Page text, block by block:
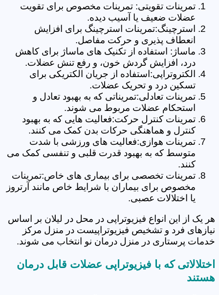
تمرینات تقویتی: تمرینات مخصوص برای تقویت
عضلات ضعیف یا آسیب دیده.
استرچینگ:تمرینات استرچینگ برای افزایش
انعطاف پذیری و حرکت مفاصل.
ماساژ: استفاده از تکنیک های ماساژ برای کاهش
درد، افزایش گردش خون، و رفع تنش عضلات.
الکتروتراپی:استفاده از جریان الکتریکی برای
تسکین درد و تحریک عضلات.
تمرینات تعادلی:تمریناتی که به بهبود تعادل و
استحکام عضلات مربوط می شوند.
تمرینات کنترل حرکت:فعالیت هایی که به بهبود
کنترل و هماهنگی حرکات بدن کمک می کنند.
تمرینات هوازی:فعالیت های ورزشی با شدت
متوسط که به بهبود قدرت قلبی و تنفسی کمک می
کنند.
تمرینات تخصصی برای بیماری های خاص:تمرینات
مخصوص برای بیماران با شرایط خاص مانند آرتروز
یا اختلالات عصبی.
هر یک از این انواع فیزیوتراپی در محل در لیلان بر اساس
نیازهای فرد و تشخیص فیزیوتراپیست در منزل مرکز
خدمات پرستاری در منزل درمان نو انتخاب می شوند.
اختلالاتی که با فیزیوتراپی عضلات قابل درمان
هستند